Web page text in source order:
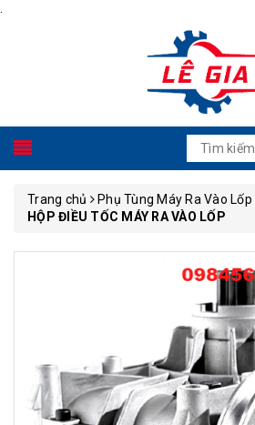
Trang chủ
Phụ Tùng Máy Ra Vào Lốp
HỘP ĐIỀU TỐC MÁY RA VÀO LỐP